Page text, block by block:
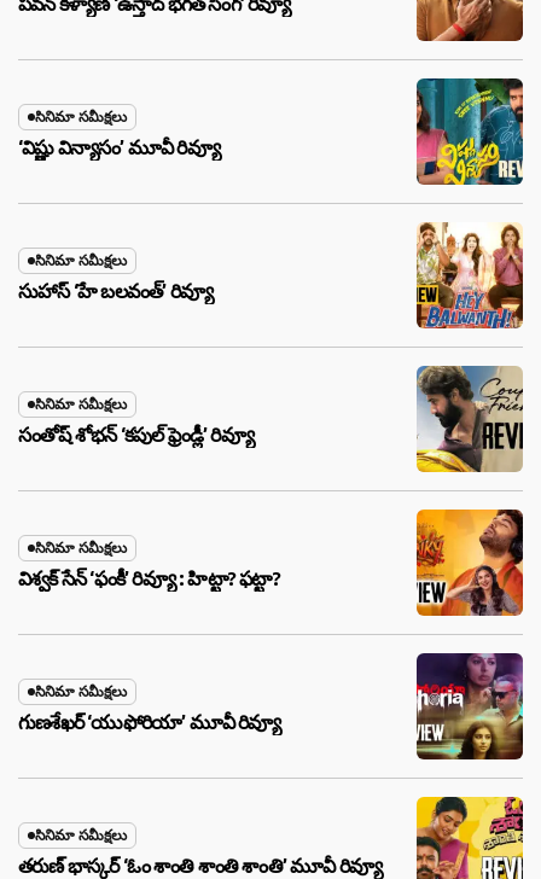
సినిమా సమీక్షలు
‘విష్ణు విన్యాసం’ మూవీ రివ్యూ
సినిమా సమీక్షలు
సుహాస్ ‘హే బలవంత్’ రివ్యూ
సినిమా సమీక్షలు
సంతోష్ శోభన్ ‘కపుల్ ఫ్రెండ్లీ’ రివ్యూ
సినిమా సమీక్షలు
విశ్వక్ సేన్ ‘ఫంకీ’ రివ్యూ : హిట్టా? ఫట్టా?
సినిమా సమీక్షలు
గుణశేఖర్ ‘యుఫోరియా’ మూవీ రివ్యూ
సినిమా సమీక్షలు
తరుణ్ భాస్కర్ ‘ఓం శాంతి శాంతి శాంతి’ మూవీ రివ్యూ